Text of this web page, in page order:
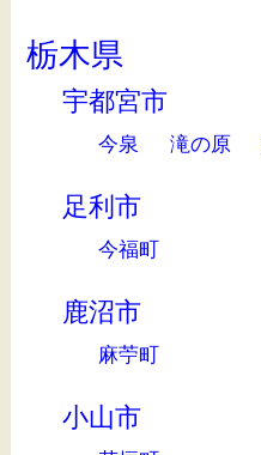
栃木県
宇都宮市
今泉 滝の原
足利市
今福町
鹿沼市
麻苧町
小山市